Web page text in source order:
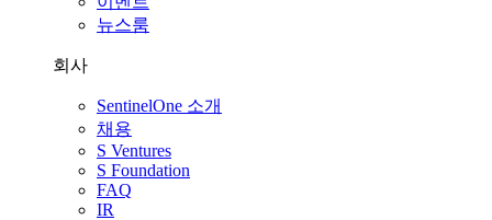
뉴스룸
회사
SentinelOne 소개
채용
S Ventures
S Foundation
FAQ
IR